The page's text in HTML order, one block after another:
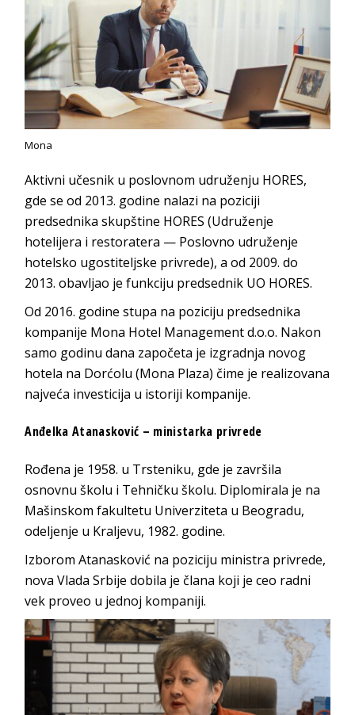
Mona
Aktivni učesnik u poslovnom udruženju HORES,
gde se od 2013. godine nalazi na poziciji
predsednika skupštine HORES (Udruženje
hotelijera i restoratera — Poslovno udruženje
hotelsko ugostiteljske privrede), a od 2009. do
2013. obavljao je funkciju predsednik UO HORES.
Od 2016. godine stupa na poziciju predsednika
kompanije Mona Hotel Management d.o.o. Nakon
samo godinu dana započeta je izgradnja novog
hotela na Dorćolu (Mona Plaza) čime je realizovana
najveća investicija u istoriji kompanije.
Anđelka Atanasković – ministarka privrede
Rođena je 1958. u Trsteniku, gde je završila
osnovnu školu i Tehničku školu. Diplomirala je na
Mašinskom fakultetu Univerziteta u Beogradu,
odeljenje u Kraljevu, 1982. godine.
Izborom Atanasković na poziciju ministra privrede,
nova Vlada Srbije dobila je člana koji je ceo radni
vek proveo u jednoj kompaniji.